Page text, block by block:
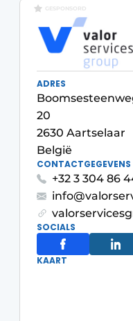
Internationaal
Projecten
HR & Personeel
Housekeeping
GESPONSORD
ADRES
20
2630 Aartselaar
België
CONTACTGEGEVENS
+32 3 304 86
SOCIALS
KAART